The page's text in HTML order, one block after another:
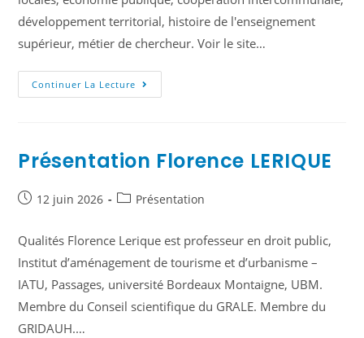
développement territorial, histoire de l'enseignement
supérieur, métier de chercheur. Voir le site…
Continuer La Lecture
Présentation Florence LERIQUE
12 juin 2026 Présentation
Qualités Florence Lerique est professeur en droit public,
Institut d’aménagement de tourisme et d’urbanisme –
IATU, Passages, université Bordeaux Montaigne, UBM.
Membre du Conseil scientifique du GRALE. Membre du
GRIDAUH.…